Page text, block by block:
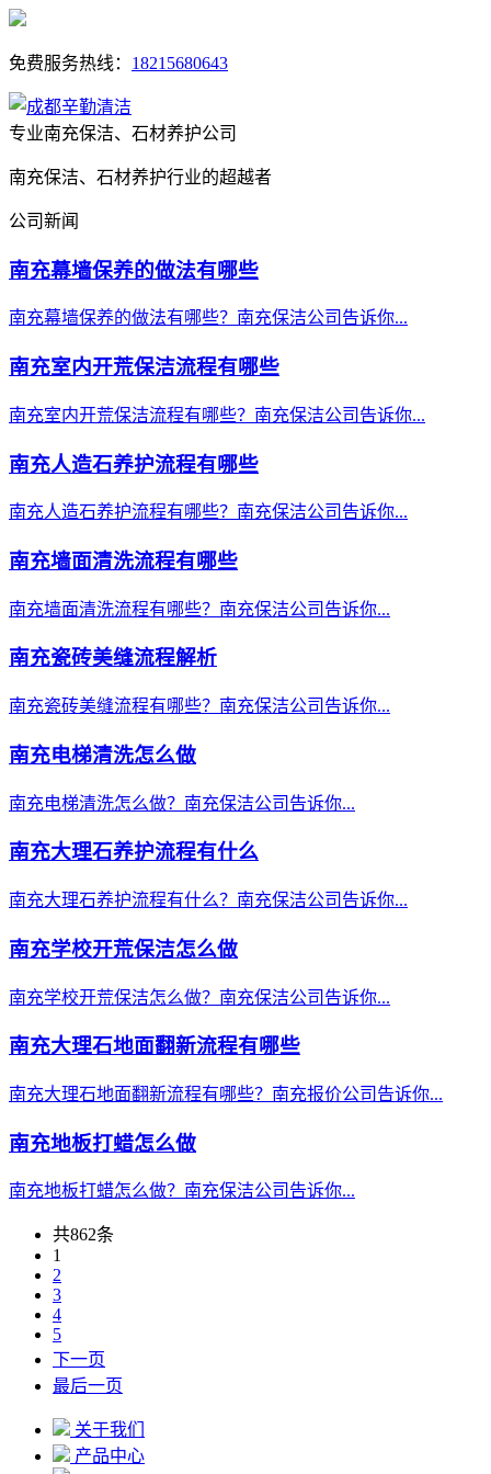
免费服务热线： 18215680643
专业南充保洁、石材养护公司
南充保洁、石材养护行业的超越者
公司新闻
南充幕墙保养的做法有哪些
南充幕墙保养的做法有哪些？南充保洁公司告诉你...
南充室内开荒保洁流程有哪些
南充室内开荒保洁流程有哪些？南充保洁公司告诉你...
南充人造石养护流程有哪些
南充人造石养护流程有哪些？南充保洁公司告诉你...
南充墙面清洗流程有哪些
南充墙面清洗流程有哪些？南充保洁公司告诉你...
南充瓷砖美缝流程解析
南充瓷砖美缝流程有哪些？南充保洁公司告诉你...
南充电梯清洗怎么做
南充电梯清洗怎么做？南充保洁公司告诉你...
南充大理石养护流程有什么
南充大理石养护流程有什么？南充保洁公司告诉你...
南充学校开荒保洁怎么做
南充学校开荒保洁怎么做？南充保洁公司告诉你...
南充大理石地面翻新流程有哪些
南充大理石地面翻新流程有哪些？南充报价公司告诉你...
南充地板打蜡怎么做
南充地板打蜡怎么做？南充保洁公司告诉你...
共862条
1
2
3
4
5
下一页
最后一页
关于我们
产品中心